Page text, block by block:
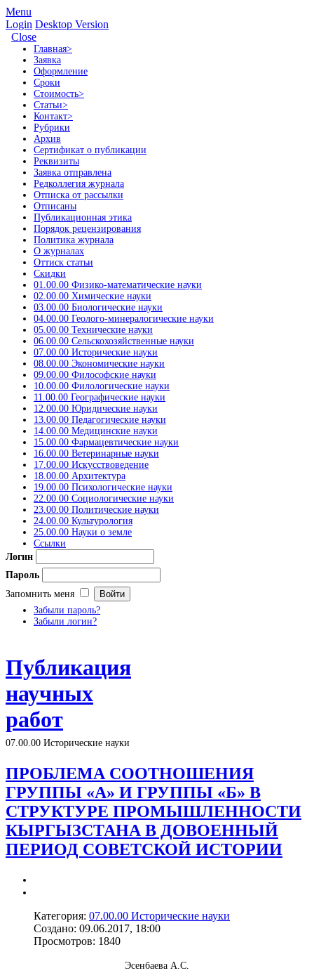
Menu
Login Desktop Version
Close
Главная>
Заявка
Оформление
Сроки
Стоимость>
Статьи>
Контакт>
Рубрики
Архив
Сертификат о публикации
Реквизиты
Заявка отправлена
Редколлегия журнала
Отписка от рассылки
Отписаны
Публикационная этика
Порядок рецензирования
Политика журнала
О журналах
Оттиск статьи
Скидки
01.00.00 Физико-математические науки
02.00.00 Химические науки
03.00.00 Биологические науки
04.00.00 Геолого-минералогические науки
05.00.00 Технические науки
06.00.00 Сельскохозяйственные науки
07.00.00 Исторические науки
08.00.00 Экономические науки
09.00.00 Философские науки
10.00.00 Филологические науки
11.00.00 Географические науки
12.00.00 Юридические науки
13.00.00 Педагогические науки
14.00.00 Медицинские науки
15.00.00 Фармацевтические науки
16.00.00 Ветеринарные науки
17.00.00 Искусствоведение
18.00.00 Архитектура
19.00.00 Психологические науки
22.00.00 Социологические науки
23.00.00 Политические науки
24.00.00 Культурология
25.00.00 Науки о земле
Ссылки
Логин
Пароль
Запомнить меня
Забыли пароль?
Забыли логин?
Публикация
научных
работ
07.00.00 Исторические науки
ПРОБЛЕМА СООТНОШЕНИЯ
ГРУППЫ «А» И ГРУППЫ «Б» В
СТРУКТУРЕ ПРОМЫШЛЕННОСТИ
КЫРГЫЗСТАНА В ДОВОЕННЫЙ
ПЕРИОД СОВЕТСКОЙ ИСТОРИИ
Категория: 07.00.00 Исторические науки
Создано: 09.06.2017, 18:00
Просмотров: 1840
Эсенбаева А.С.